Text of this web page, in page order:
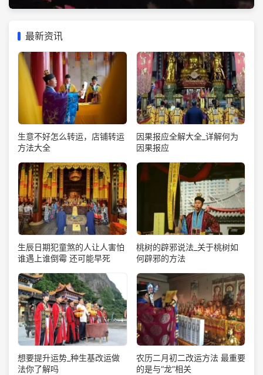
最新资讯
生意不好怎么转运，店铺转运
方法大全
因果报应全解大全_详解何为
因果报应
生辰日期犯童煞的人让人害怕
谁遇上谁倒霉 还可能早死
桃树的辟邪说法_关于桃树如
何辟邪的方法
想要提升运势_种生基改运做
法你了解吗
农历二月初二改运方法 最重要
的是与“龙”相关